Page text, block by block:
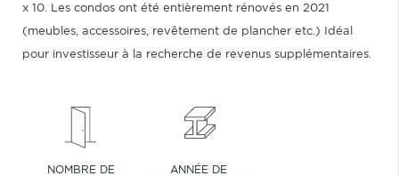
x 10. Les condos ont été entièrement rénovés en 2021
(meubles, accessoires, revêtement de plancher etc.) Idéal
pour investisseur à la recherche de revenus supplémentaires.
NOMBRE DE
ANNÉE DE